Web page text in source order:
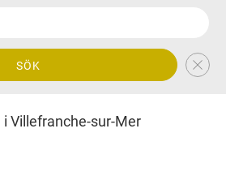
SÖK
Villefranche-sur-Mer